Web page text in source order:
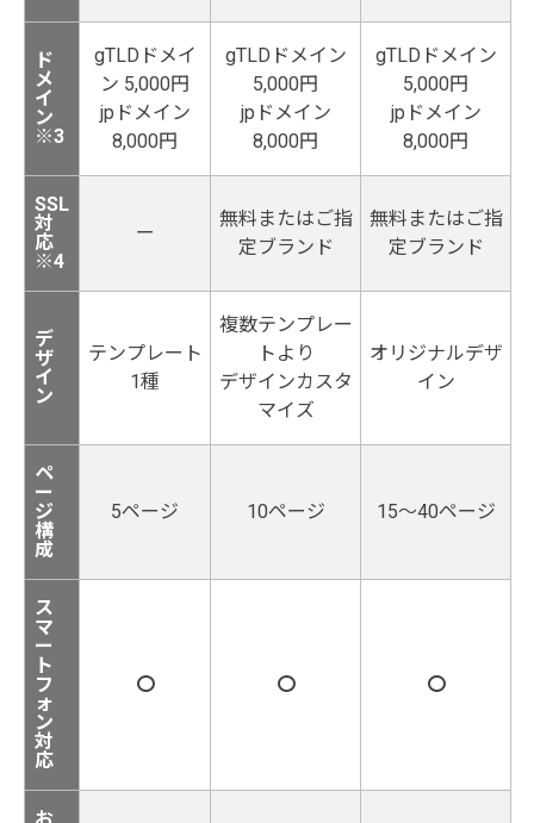
ド
メ
イ
ン
※3
gTLDドメイ
ン 5,000円
jpドメイン
8,000円
gTLDドメイン
5,000円
jpドメイン
8,000円
gTLDドメイン
5,000円
jpドメイン
8,000円
SSL
対
応
※4
ー
無料またはご指
定ブランド
無料またはご指
定ブランド
デ
ザ
イ
ン
テンプレート
1種
複数テンプレー
トより
デザインカスタ
マイズ
オリジナルデザ
イン
ペ
ー
ジ
構
成
5ページ 10ページ 15〜40ページ
ス
マ
ー
ト
フ
ォ
ン
対
応
〇 〇 〇